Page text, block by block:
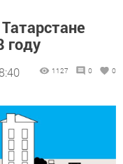
году
1127 0 0